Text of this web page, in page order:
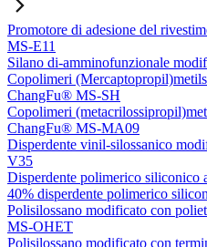
Promotore di adesione del
MS-E11
Silano di-amminofunzionale
Copolimeri
ChangFu® MS-SH
Copolimeri
ChangFu® MS-MA09
Disperdente vinil-silossanico
V35
Disperdente polimerico
40% disperdente polimerico
Polisilossano modificato con
MS-OHET
Polisilossano modificato con